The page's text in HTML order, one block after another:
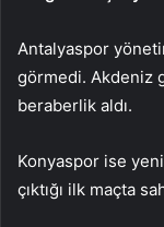
Antalyaspor
görmedi. Akdeniz
beraberlik aldı.
Konyaspor ise
çıktığı ilk maçta